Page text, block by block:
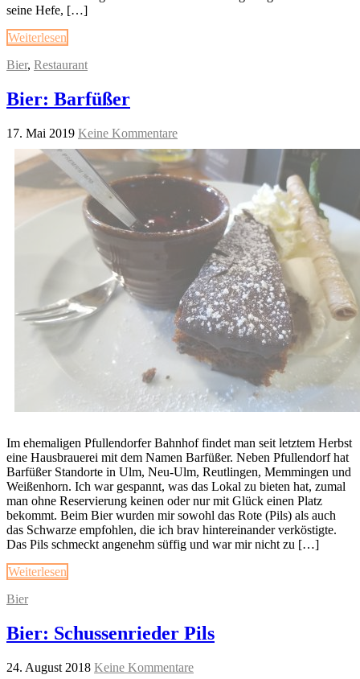
seine Hefe, […]
Weiterlesen
Bier, Restaurant
Bier: Barfüßer
17. Mai 2019 Keine Kommentare
Im ehemaligen Pfullendorfer Bahnhof findet man seit letztem Herbst
eine Hausbrauerei mit dem Namen Barfüßer. Neben Pfullendorf hat
Barfüßer Standorte in Ulm, Neu-Ulm, Reutlingen, Memmingen und
Weißenhorn. Ich war gespannt, was das Lokal zu bieten hat, zumal
man ohne Reservierung keinen oder nur mit Glück einen Platz
bekommt. Beim Bier wurden mir sowohl das Rote (Pils) als auch
das Schwarze empfohlen, die ich brav hintereinander verköstigte.
Das Pils schmeckt angenehm süffig und war mir nicht zu […]
Weiterlesen
Bier
Bier: Schussenrieder Pils
24. August 2018 Keine Kommentare